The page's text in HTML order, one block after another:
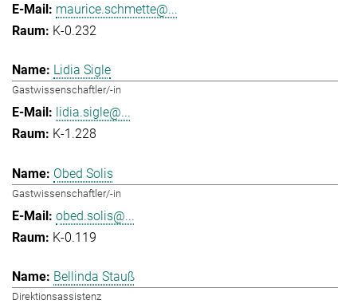
maurice.schmette@...
K-0.232
Lidia Sigle
Gastwissenschaftler/-in
lidia.sigle@...
K-1.228
Obed Solis
Gastwissenschaftler/-in
obed.solis@...
K-0.119
Bellinda Stauß
Direktionsassistenz